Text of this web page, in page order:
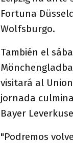
Fortuna
Wolfsburgo.
También el
visitará al
jornada
Bayer
"Podremos